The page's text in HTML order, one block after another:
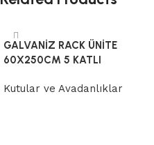
GALVANİZ RACK ÜNİTE
60X250CM 5 KATLI
Kutular ve Avadanlıklar